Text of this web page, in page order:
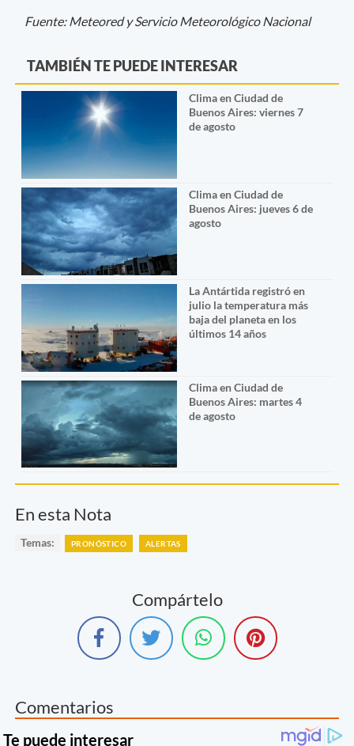
Fuente: Meteored y Servicio Meteorológico Nacional
TAMBIÉN TE PUEDE INTERESAR
Clima en Ciudad de
Buenos Aires: viernes 7
de agosto
Clima en Ciudad de
Buenos Aires: jueves 6 de
agosto
La Antártida registró en
julio la temperatura más
baja del planeta en los
últimos 14 años
Clima en Ciudad de
Buenos Aires: martes 4
de agosto
En esta Nota
Temas: PRONÓSTICO ALERTAS
Compártelo
Comentarios